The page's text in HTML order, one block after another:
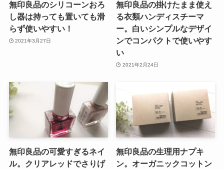
無印良品のシリコーンおろ
し器は持っても置いても滑
らず使いやすい！
2021年3月27日
無印良品の掛けたまま使え
る衣類ハンディスチーマ
ー。白いシンプルなデザイ
ンでコンパクトで使いやす
い
2021年2月24日
無印良品の可愛すぎるネイ
ル。クリアレッドでさりげ
無印良品の生理用ナプキ
ン。オーガニックコットン